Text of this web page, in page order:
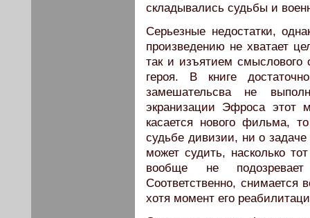
складывались судьбы и
Серьезные недостатки,
произведению не хватает
так и изъятием смыслового
героя. В книге
замешательсва не
экранизации Эфроса этот
касается нового фильма,
судьбе дивизии, ни о задаче
может судить, насколько
вообще не
Соответственно, снимается
хотя момент его